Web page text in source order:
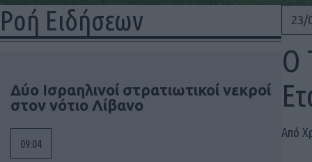
Ροή Ειδήσεων
Δύο Ισραηλινοί στρατιωτικοί νεκροί
στον νότιο Λίβανο
09:04
23/
Ο
Από